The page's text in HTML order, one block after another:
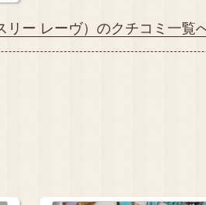
リー レーヴ）のクチコミ一覧